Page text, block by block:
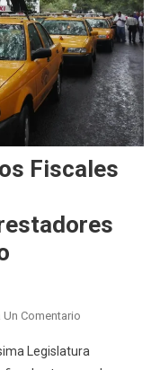
Fiscales
Un ComentarioEn
Los
Legislatura